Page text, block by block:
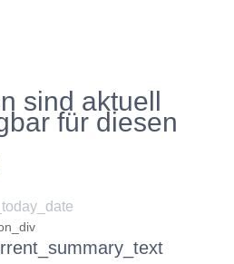
sind aktuell
für diesen